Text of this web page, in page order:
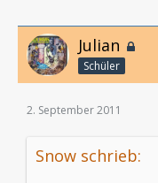
Julian
Schüler
2. September 2011
Snow schrieb: